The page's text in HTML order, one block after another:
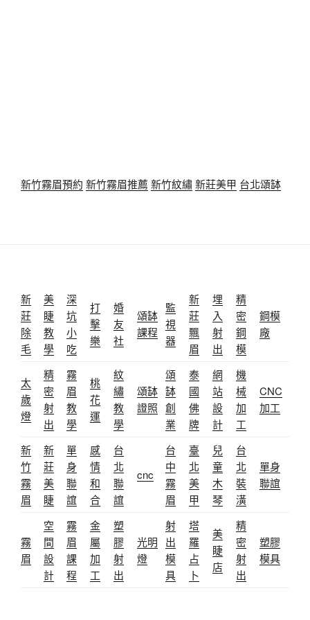
新竹霧眉預約 新竹霧眉推薦 新竹紋繡新莊美甲 台北頌缽
新
莊
除
毛
美
睫
教
學
深
坑
小
吃
打
擊
樂
婚
友
社
頌缽
課程
監
視
器
新
莊
飄
眉
埋
入
射
出
精
密
鋼
模
鋼模
廠
太
歲
燈
精
密
射
出
霧
眉
教
學
桃
花
運
紋
繡
教
學
頌缽
證照
頌
缽
創
業
泰
國
佛
牌
網
站
設
計
機
械
加
工
CNC
加工
新
竹
霧
眉
新
莊
美
睫
單
身
聯
誼
感
情
和
合
台
北
聯
誼
cnc
台
中
霧
眉
臺
北
美
甲
兒
童
木
琴
台
北
裝
潢
單身
聯誼
霧
眉
空
間
設
計
霧
眉
課
程
金
屬
加
工
塑
膠
射
出
光明
燈
射
出
模
具
塔
羅
占
卜
美
睫
店
精
密
射
出
塑膠
模具